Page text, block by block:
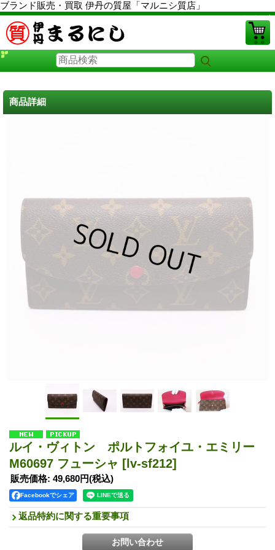
ブランド販売・買取 伊丹の質屋「マルニシ質店」
PCサイト
商品詳細
ルイ・ヴィトン ポルトフォイユ・エミリー
M60697 フューシャ [lv-sf212]
販売価格: 49,680円(税込)
Facebookでシェア
返品特約に関する重要事項